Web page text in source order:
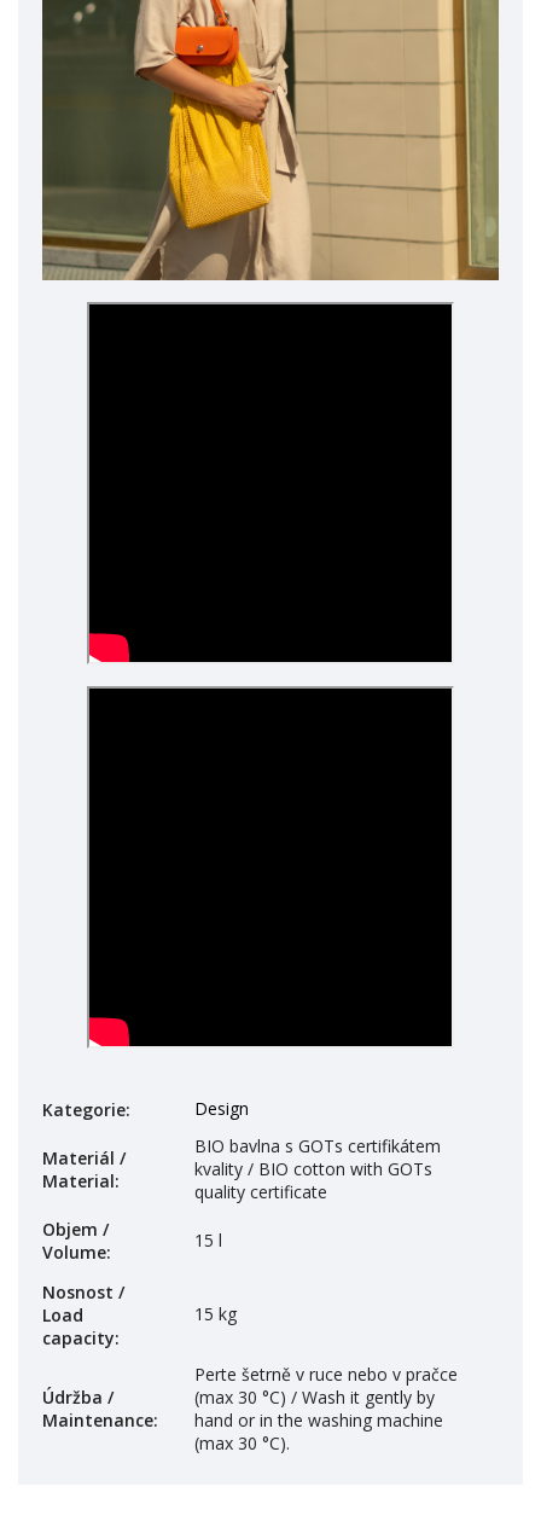
Kategorie: Design
Materiál /
Material:
BIO bavlna s GOTs certifikátem
kvality / BIO cotton with GOTs
quality certificate
Objem /
Volume:
15 l
Nosnost /
Load
capacity:
15 kg
Údržba /
Maintenance:
Perte šetrně v ruce nebo v pračce
(max 30 °C) / Wash it gently by
hand or in the washing machine
(max 30 °C).